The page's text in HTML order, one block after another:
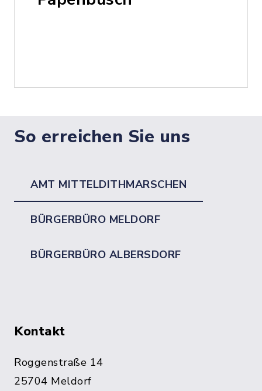
So erreichen Sie uns
AMT MITTELDITHMARSCHEN
BÜRGERBÜRO MELDORF
BÜRGERBÜRO ALBERSDORF
Kontakt
Roggenstraße 14
25704 Meldorf